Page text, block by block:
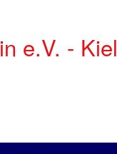
e.V. - Kiel